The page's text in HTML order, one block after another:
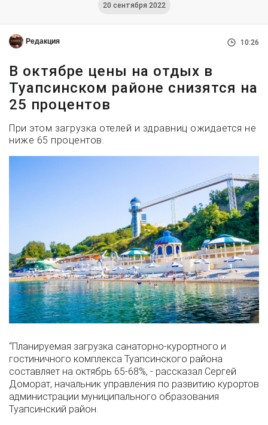
20 сентября 2022
Редакция 10:26
В октябре цены на отдых в
Туапсинском районе снизятся на
25 процентов
При этом загрузка отелей и здравниц ожидается не
ниже 65 процентов.
“Планируемая загрузка санаторно-курортного и
гостиничного комплекса Туапсинского района
составляет на октябрь 65-68%, - рассказал Сергей
Доморат, начальник управления по развитию курортов
администрации муниципального образования
Туапсинский район.